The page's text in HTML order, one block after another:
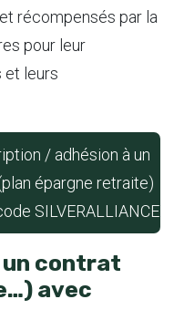
récompensés par la
pour leur
et leurs
épargne retraite)
SILVERALLIANCE
un contrat
avec